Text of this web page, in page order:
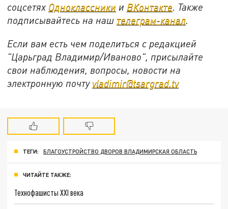
соцсетях Одноклассники и ВКонтакте. Также
подписывайтесь на наш телеграм-канал.
Если вам есть чем поделиться с редакцией
"Царьград Владимир/Иваново", присылайте
свои наблюдения, вопросы, новости на
электронную почту vladimir@tsargrad.tv
ТЕГИ: БЛАГОУСТРОЙСТВО ДВОРОВ ВЛАДИМИРСКАЯ ОБЛАСТЬ
ЧИТАЙТЕ ТАКЖЕ:
Технофашисты XXI века